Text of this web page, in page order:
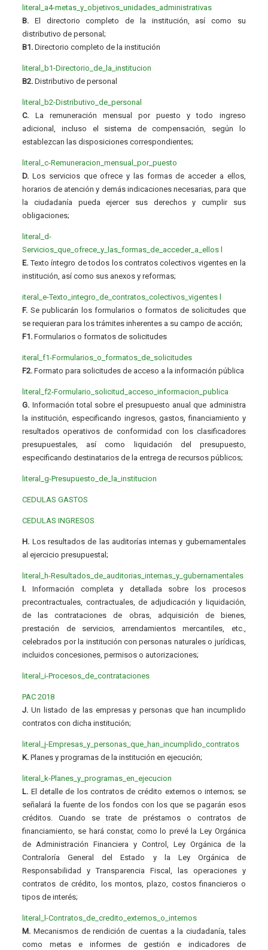
literal_a4-metas_y_objetivos_unidades_administrativas
B. El directorio completo de la institución, así como su
distributivo de personal;
B1. Directorio completo de la institución
literal_b1-Directorio_de_la_institucion
B2. Distributivo de personal
literal_b2-Distributivo_de_personal
C. La remuneración mensual por puesto y todo ingreso
adicional, incluso el sistema de compensación, según lo
establezcan las disposiciones correspondientes;
literal_c-Remuneracion_mensual_por_puesto
D. Los servicios que ofrece y las formas de acceder a ellos,
horarios de atención y demás indicaciones necesarias, para que
la ciudadanía pueda ejercer sus derechos y cumplir sus
obligaciones;
literal_d-
Servicios_que_ofrece_y_las_formas_de_acceder_a_ellos l
E. Texto íntegro de todos los contratos colectivos vigentes en la
institución, así como sus anexos y reformas;
iteral_e-Texto_integro_de_contratos_colectivos_vigentes l
F. Se publicarán los formularios o formatos de solicitudes que
se requieran para los trámites inherentes a su campo de acción;
F1. Formularios o formatos de solicitudes
iteral_f1-Formularios_o_formatos_de_solicitudes
F2. Formato para solicitudes de acceso a la información pública
literal_f2-Formulario_solicitud_acceso_informacion_publica
G. Información total sobre el presupuesto anual que administra
la institución, especificando ingresos, gastos, financiamiento y
resultados operativos de conformidad con los clasificadores
presupuestales, así como liquidación del presupuesto,
especificando destinatarios de la entrega de recursos públicos;
literal_g-Presupuesto_de_la_institucion
CEDULAS GASTOS
CEDULAS INGRESOS
H. Los resultados de las auditorías internas y gubernamentales
al ejercicio presupuestal;
literal_h-Resultados_de_auditorias_internas_y_gubernamentales
I. Información completa y detallada sobre los procesos
precontractuales, contractuales, de adjudicación y liquidación,
de las contrataciones de obras, adquisición de bienes,
prestación de servicios, arrendamientos mercantiles, etc.,
celebrados por la institución con personas naturales o jurídicas,
incluidos concesiones, permisos o autorizaciones;
literal_i-Procesos_de_contrataciones
PAC 2018
J. Un listado de las empresas y personas que han incumplido
contratos con dicha institución;
literal_j-Empresas_y_personas_que_han_incumplido_contratos
K. Planes y programas de la institución en ejecución;
literal_k-Planes_y_programas_en_ejecucion
L. El detalle de los contratos de crédito externos o internos; se
señalará la fuente de los fondos con los que se pagarán esos
créditos. Cuando se trate de préstamos o contratos de
financiamiento, se hará constar, como lo prevé la Ley Orgánica
de Administración Financiera y Control, Ley Orgánica de la
Contraloría General del Estado y la Ley Orgánica de
Responsabilidad y Transparencia Fiscal, las operaciones y
contratos de crédito, los montos, plazo, costos financieros o
tipos de interés;
literal_l-Contratos_de_credito_externos_o_internos
M. Mecanismos de rendición de cuentas a la ciudadanía, tales
como metas e informes de gestión e indicadores de